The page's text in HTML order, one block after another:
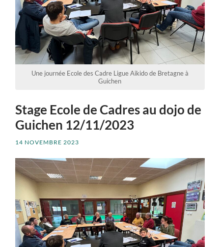
Une journée Ecole des Cadre Ligue Aikido de Bretagne à
Guichen
Stage Ecole de Cadres au dojo de
Guichen 12/11/2023
14 NOVEMBRE 2023